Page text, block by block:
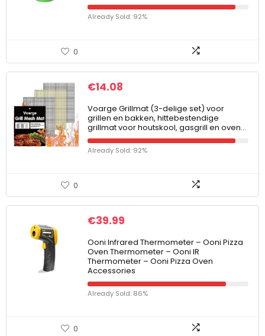
Already Sold: 92%
0
€14.08
Voarge Grillmat (3-delige set) voor
grillen en bakken, hittebestendige
grillmat voor houtskool, gasgrill en oven…
Already Sold: 92%
0
€39.99
Ooni Infrared Thermometer – Ooni Pizza
Oven Thermometer – Ooni IR
Thermometer – Ooni Pizza Oven
Accessories
Already Sold: 86%
0